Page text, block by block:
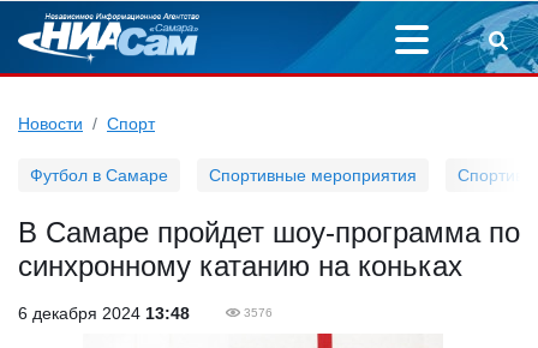
Новости Спорт
Футбол в Самаре Спортивные мероприятия
В Самаре пройдет шоу-программа по
синхронному катанию на коньках
6 декабря 2024 13:48 3576